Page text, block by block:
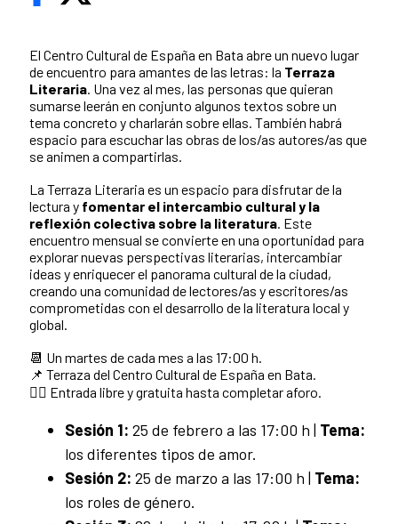
El Centro Cultural de España en Bata abre un nuevo lugar
de encuentro para amantes de las letras: la Terraza
Literaria. Una vez al mes, las personas que quieran
sumarse leerán en conjunto algunos textos sobre un
tema concreto y charlarán sobre ellas. También habrá
espacio para escuchar las obras de los/as autores/as que
se animen a compartirlas.
La Terraza Literaria es un espacio para disfrutar de la
lectura y fomentar el intercambio cultural y la
reflexión colectiva sobre la literatura. Este
encuentro mensual se convierte en una oportunidad para
explorar nuevas perspectivas literarias, intercambiar
ideas y enriquecer el panorama cultural de la ciudad,
creando una comunidad de lectores/as y escritores/as
comprometidas con el desarrollo de la literatura local y
global.
📆 Un martes de cada mes a las 17:00 h.
📌 Terraza del Centro Cultural de España en Bata.
✍🏿 Entrada libre y gratuita hasta completar aforo.
Sesión 1: 25 de febrero a las 17:00 h | Tema:
los diferentes tipos de amor.
Sesión 2: 25 de marzo a las 17:00 h | Tema:
los roles de género.